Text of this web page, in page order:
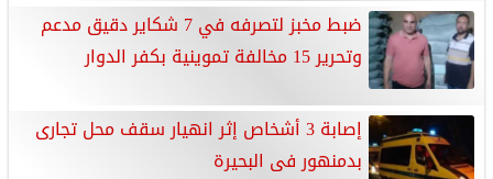
ضبط مخبز لتصرفه في 7 شكاير دقيق مدعم
وتحرير 15 مخالفة تموينية بكفر الدوار
إصابة 3 أشخاص إثر انهيار سقف محل تجارى
بدمنهور فى البحيرة